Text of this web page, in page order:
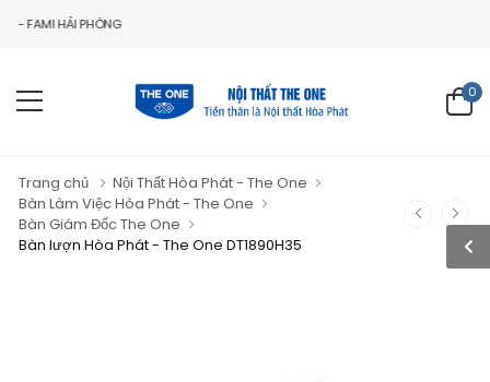
HẢI PHÒNG
0
Trang chủ
Nội Thất Hòa Phát - The One
Bàn Làm Việc Hòa Phát - The One
Bàn Giám Đốc The One
Bàn lượn Hòa Phát - The One DT1890H35